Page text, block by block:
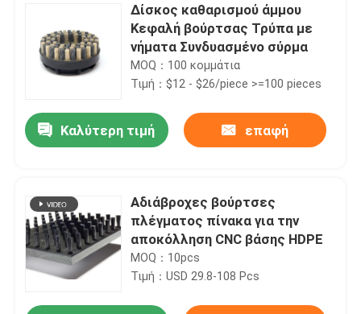
Δίσκος καθαρισμού άμμου
Κεφαλή βούρτσας Τρύπα με
νήματα Συνδυασμένο σύρμα
MOQ：100 κομμάτια
Τιμή：$12 - $26/piece >=100 pieces
Καλύτερη τιμή επαφή
Αδιάβροχες βούρτσες
πλέγματος πίνακα για την
αποκόλληση CNC βάσης HDPE
MOQ：10pcs
Τιμή：USD 29.8-108 Pcs